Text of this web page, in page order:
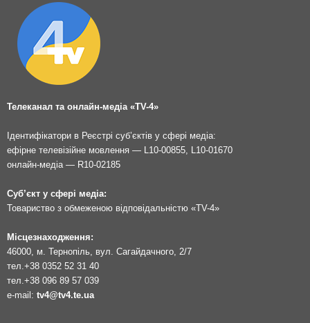
Телеканал та онлайн-медіа «TV-4»
Ідентифікатори в Реєстрі суб’єктів у сфері медіа:
ефірне телевізійне мовлення — L10-00855, L10-01670
онлайн-медіа — R10-02185
Суб’єкт у сфері медіа:
Товариство з обмеженою відповідальністю «TV-4»
Місцезнаходження:
46000, м. Тернопіль, вул. Сагайдачного, 2/7
тел. +38 0352 52 31 40
тел. +38 096 89 57 039
e-mail: tv4@tv4.te.ua